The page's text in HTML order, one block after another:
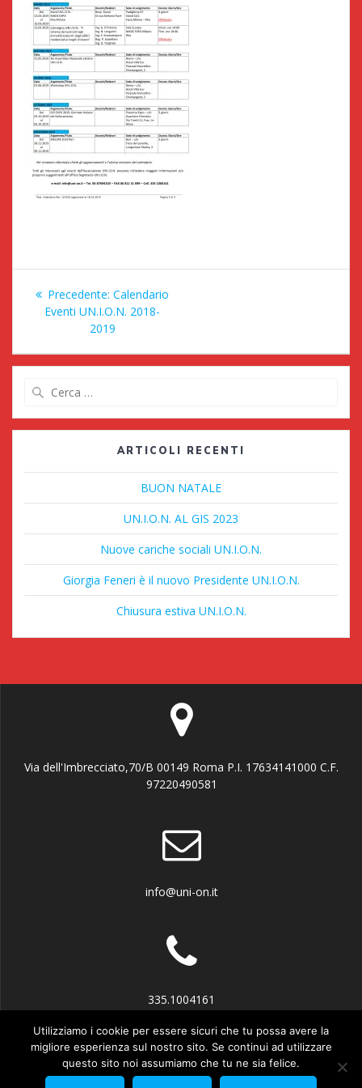
Navigazione
articoli
Precedente: Articolo
precedente:
Calendario
Eventi UN.I.O.N. 2018-
2019
ARTICOLI RECENTI
BUON NATALE
UN.I.O.N. AL GIS 2023
Nuove cariche sociali UN.I.O.N.
Giorgia Feneri è il nuovo Presidente UN.I.O.N.
Chiusura estiva UN.I.O.N.
Via dell'Imbrecciato,70/B 00149 Roma P.I. 17634141000 C.F.
97220490581
info@uni-on.it
335.1004161
© 2026 UN.I.O.N. Unione Italiana Organismi Notificati e Abilitati.
Utilizziamo i cookie per essere sicuri che tu possa avere la
migliore esperienza sul nostro sito. Se continui ad utilizzare
questo sito noi assumiamo che tu ne sia felice.